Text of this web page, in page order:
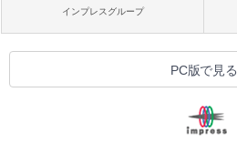
インプレスグループ
PC版で見る